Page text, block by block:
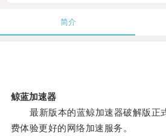
简介
鲸蓝加速器
最新版本的蓝鲸加速器破解版正
费体验更好的网络加速服务。